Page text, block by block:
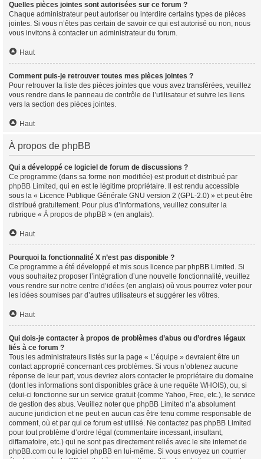
Quelles pièces jointes sont autorisées sur ce forum ?
Chaque administrateur peut autoriser ou interdire certains types de pièces
jointes. Si vous n’êtes pas certain de savoir ce qui est autorisé ou non, nous
vous invitons à contacter un administrateur du forum.
Haut
Comment puis-je retrouver toutes mes pièces jointes ?
Pour retrouver la liste des pièces jointes que vous avez transférées, veuillez
vous rendre dans le panneau de contrôle de l’utilisateur et suivre les liens
vers la section des pièces jointes.
Haut
À propos de phpBB
Qui a développé ce logiciel de forum de discussions ?
Ce programme (dans sa forme non modifiée) est produit et distribué par
phpBB Limited , qui en est le légitime propriétaire. Il est rendu accessible
sous la « Licence Publique Générale GNU version 2 (GPL-2.0) » et peut être
distribué gratuitement. Pour plus d’informations, veuillez consulter la
rubrique « À propos de phpBB » (en anglais).
Haut
Pourquoi la fonctionnalité X n’est pas disponible ?
Ce programme a été développé et mis sous licence par phpBB Limited. Si
vous souhaitez proposer l’intégration d’une nouvelle fonctionnalité, veuillez
vous rendre sur notre centre d’idées (en anglais) où vous pourrez voter pour
les idées soumises par d’autres utilisateurs et suggérer les vôtres.
Haut
Qui dois-je contacter à propos de problèmes d’abus ou d’ordres légaux
liés à ce forum ?
Tous les administrateurs listés sur la page « L’équipe » devraient être un
contact approprié concernant ces problèmes. Si vous n’obtenez aucune
réponse de leur part, vous devriez alors contacter le propriétaire du domaine
(dont les informations sont disponibles grâce à une requête WHOIS), ou, si
celui-ci fonctionne sur un service gratuit (comme Yahoo, Free, etc.), le service
de gestion des abus. Veuillez noter que phpBB Limited n’a absolument
aucune juridiction et ne peut en aucun cas être tenu comme responsable de
comment, où et par qui ce forum est utilisé. Ne contactez pas phpBB Limited
pour tout problème d’ordre légal (commentaire incessant, insultant,
diffamatoire, etc.) qui ne sont pas directement reliés avec le site internet de
phpBB.com ou le logiciel phpBB en lui-même. Si vous envoyez un courrier